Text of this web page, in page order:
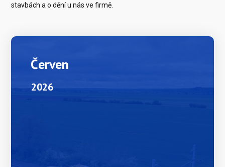
stavbách a o dění u nás ve firmě.
Červen
2026